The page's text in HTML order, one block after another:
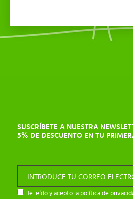
SUSCRÍBETE A NUESTRA
5% DE DESCUENTO EN TU
INTRODUCE TU CORREO
He leído y acepto la política de